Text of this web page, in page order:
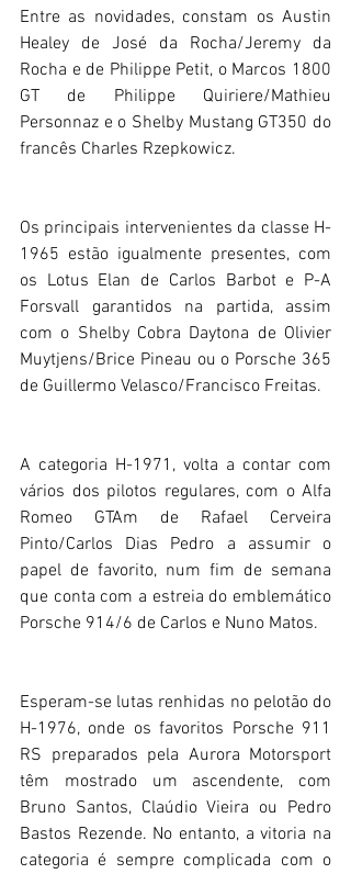
Entre as novidades, constam os Austin
Healey de José da Rocha/Jeremy da
Rocha e de Philippe Petit, o Marcos 1800
GT de Philippe Quiriere/Mathieu
Personnaz e o Shelby Mustang GT350 do
francês Charles Rzepkowicz.
Os principais intervenientes da classe H-
1965 estão igualmente presentes, com
os Lotus Elan de Carlos Barbot e P-A
Forsvall garantidos na partida, assim
com o Shelby Cobra Daytona de Olivier
Muytjens/Brice Pineau ou o Porsche 365
de Guillermo Velasco/Francisco Freitas.
A categoria H-1971, volta a contar com
vários dos pilotos regulares, com o Alfa
Romeo GTAm de Rafael Cerveira
Pinto/Carlos Dias Pedro a assumir o
papel de favorito, num fim de semana
que conta com a estreia do emblemático
Porsche 914/6 de Carlos e Nuno Matos.
Esperam-se lutas renhidas no pelotão do
H-1976, onde os favoritos Porsche 911
RS preparados pela Aurora Motorsport
têm mostrado um ascendente, com
Bruno Santos, Claúdio Vieira ou Pedro
Bastos Rezende. No entanto, a vitoria na
categoria é sempre complicada com o